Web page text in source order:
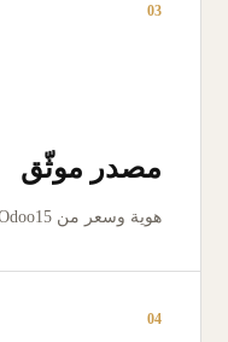
03
مصدر موثّق
هوية وسعر من Odoo15 وصور جديدة معتمدة للموقع.
04